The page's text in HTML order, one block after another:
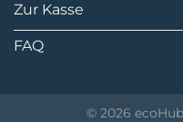
Zur Kasse
FAQ
© 2026